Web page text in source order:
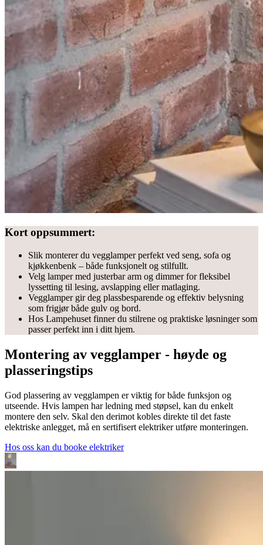
Kort oppsummert:
Slik monterer du vegglamper perfekt ved seng, sofa og
kjøkkenbenk – både funksjonelt og stilfullt.
Velg lamper med justerbar arm og dimmer for fleksibel
lyssetting til lesing, avslapping eller matlaging.
Vegglamper gir deg plassbesparende og effektiv belysning
som frigjør både gulv og bord.
Hos Lampehuset finner du stilrene og praktiske løsninger som
passer perfekt inn i ditt hjem.
Montering av vegglamper - høyde og
plasseringstips
God plassering av vegglampen er viktig for både funksjon og
utseende. Hvis lampen har ledning med støpsel, kan du enkelt
montere den selv. Skal den derimot kobles direkte til det faste
elektriske anlegget, må en sertifisert elektriker utføre monteringen.
Hos oss kan du booke elektriker